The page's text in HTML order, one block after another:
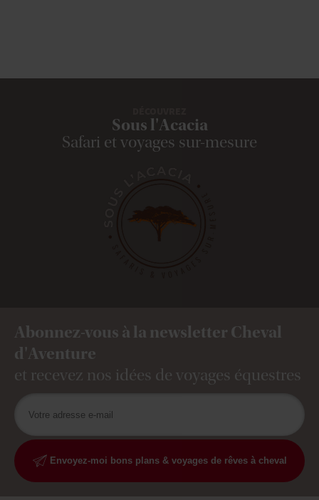
Sous l'Acacia
Safari et voyages sur-mesure
Abonnez-vous à la newsletter Cheval
d'Aventure
et recevez nos idées de voyages équestres
Envoyez-moi bons plans & voyages de rêves à cheval